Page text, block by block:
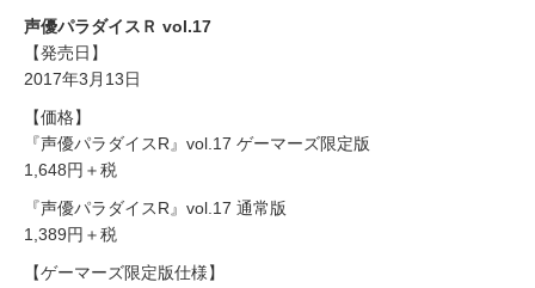
声優パラダイスＲ vol.17
【発売日】
2017年3月13日
【価格】
『声優パラダイスR』vol.17 ゲーマーズ限定版
1,648円＋税
『声優パラダイスR』vol.17 通常版
1,389円＋税
【ゲーマーズ限定版仕様】